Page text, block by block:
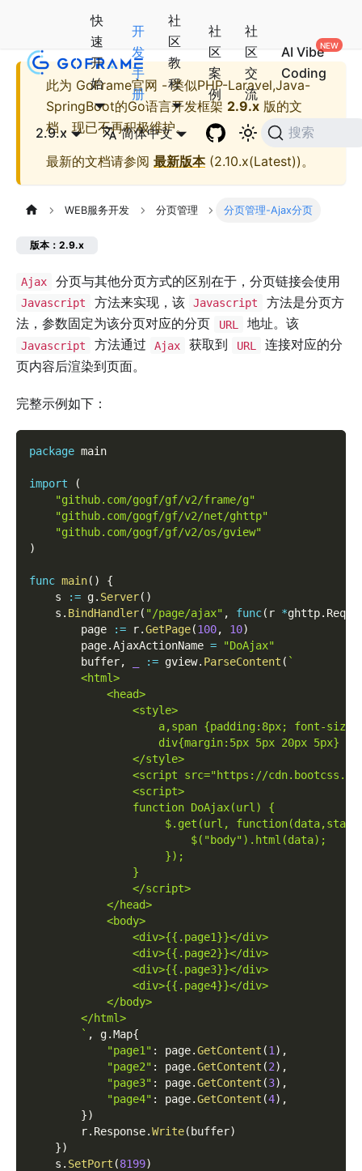
快
速
开
始
开
发
手
册
社
区
教
程
社
区
案
例
社
区
交
流
AI Vibe
Coding
2.9.x 简体中文 搜索
此为 GoFrame官网 - 类似PHP-Laravel,Java-
SpringBoot的Go语言开发框架 2.9.x 版的文
档，现已不再积极维护。
最新的文档请参阅 最新版本(2.10.x(Latest))。
WEB服务开发 分页管理 分页管理-Ajax分页
版本：2.9.x
Ajax 分页与其他分页方式的区别在于，分页链接会使用
Javascript 方法来实现，该 Javascript
方法是分页方
法，参数固定为该分页对应的分页
URL 地址。该
Javascript 方法通过 Ajax 获取到 URL
连接对应的分
页内容后渲染到页面。
完整示例如下：
package main
import
(
"github.com/gogf/gf/v2/frame/g"
"github.com/gogf/gf/v2/net/ghttp"
"github.com/gogf/gf/v2/os/gview"
)
func main( )
{
    s
:= g. Server( )
    s
. BindHandler( "/page/ajax" , func( r *ghttp.
        page
:= r.GetPage(100, 10)
        page
.AjaxActionName =
"DoAjax"
        buffer
, := gview. ParseContent ( `
        <html>
            <head>
                <style>
a,span {padding:8px; font-
                    div{margin:5px 5px 20px 5px}
                </style>
<script src="https://
                <script>
                function DoAjax(url) {
$.get(url,
                         $("body").html(data);
                     });
                }
                </script>
            </head>
            <body>
                <div>{{.page1}}</div>
                <div>{{.page2}}</div>
                <div>{{.page3}}</div>
                <div>{{.page4}}</div>
            </body>
        </html>
        `
, g.Map{
"page1" : page.GetContent (1 ) ,
"page2" : page.GetContent (2) ,
"page3" : page.GetContent (3) ,
"page4" : page.GetContent (4) ,
})
        r
. Response.Write(buffer)
})
    s
. SetPort (8199)